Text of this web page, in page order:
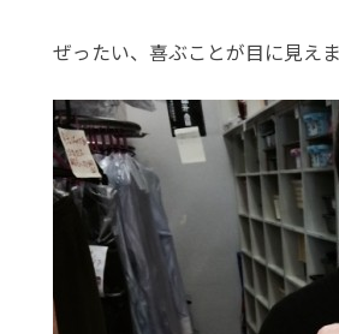
ぜったい、喜ぶことが目に見えま